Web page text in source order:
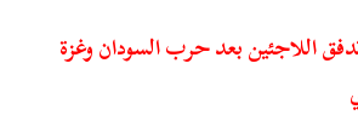
اللاجئين بعد حرب السودان وغزة